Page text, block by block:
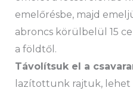
emelőrésbe, majd
abroncs körülbelül 15
a földtől.
Távolítsuk el a
lazítottunk rajtuk,